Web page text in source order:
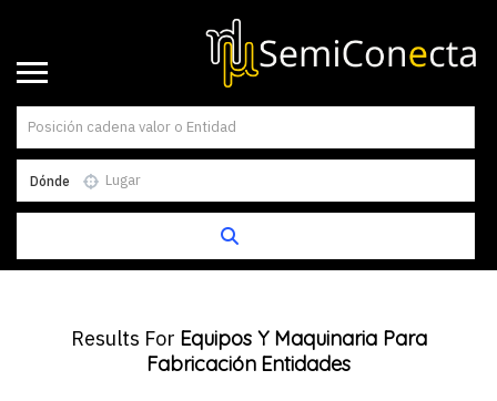
Dónde
Results For Equipos Y Maquinaria Para
Fabricación Entidades